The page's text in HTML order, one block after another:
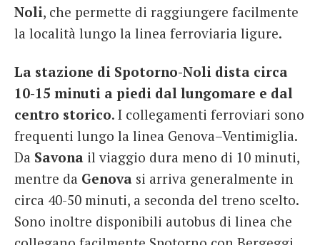
Noli, che permette di raggiungere facilmente
la località lungo la linea ferroviaria ligure.
La stazione di Spotorno-Noli dista circa
10-15 minuti a piedi dal lungomare e dal
centro storico. I collegamenti ferroviari sono
frequenti lungo la linea Genova–Ventimiglia.
Da Savona il viaggio dura meno di 10 minuti,
mentre da Genova si arriva generalmente in
circa 40-50 minuti, a seconda del treno scelto.
Sono inoltre disponibili autobus di linea che